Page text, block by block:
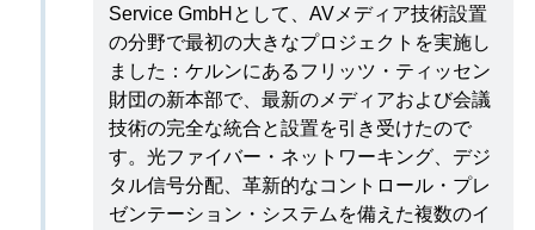
Service GmbHとして、AVメディア技術設置
の分野で最初の大きなプロジェクトを実施し
ました：ケルンにあるフリッツ・ティッセン
財団の新本部で、最新のメディアおよび会議
技術の完全な統合と設置を引き受けたので
す。光ファイバー・ネットワーキング、デジ
タル信号分配、革新的なコントロール・プレ
ゼンテーション・システムを備えた複数のイ